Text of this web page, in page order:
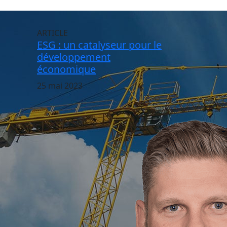
ARTICLE
ESG : un catalyseur pour le
développement
économique
25 mai 2023